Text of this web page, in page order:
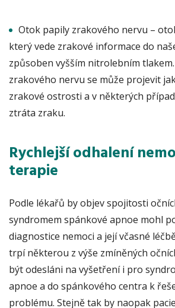
Otok papily zrakového nervu –
který vede zrakové informace do
způsoben vyšším nitrolebním
zrakového nervu se může projevit
zrakové ostrosti a v některých
ztráta zraku.
Rychlejší odhalení
terapie
Podle lékařů by objev spojitosti
syndromem spánkové apnoe mohl
diagnostice nemoci a její včasné
trpí některou z výše zmíněných
být odesláni na vyšetření i pro
apnoe a do spánkového centra k
problému. Stejně tak by naopak